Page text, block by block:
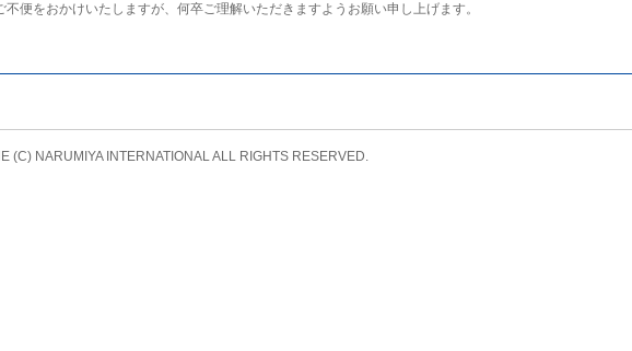
不便をおかけいたしますが、何卒ご理解いただきますようお願い申し上げます。